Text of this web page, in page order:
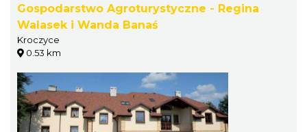
Gospodarstwo Agroturystyczne - Regina
Walasek i Wanda Banaś
Kroczyce
0.53 km